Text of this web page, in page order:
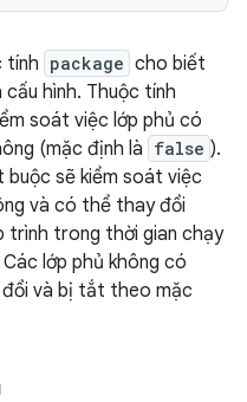
tính package cho biết
hình. Thuộc tính
soát việc lớp phủ có
(mặc định là false ).
buộc sẽ kiểm soát việc
và có thể thay đổi
trong thời gian chạy
Các lớp phủ không có
và bị tắt theo mặc